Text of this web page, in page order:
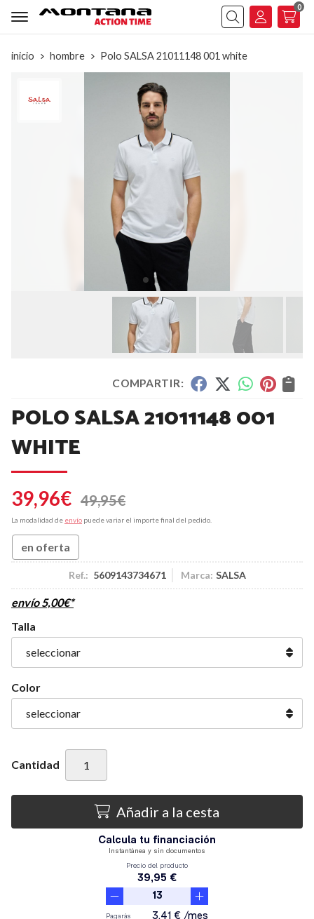
Buscar
0
inicio hombre Polo SALSA 21011148 001 white
COMPARTIR:
POLO SALSA 21011148 001
WHITE
39,96€ 49,95€
La modalidad de envío puede variar el importe final del pedido.
en oferta
Ref.: 5609143734671 Marca: SALSA
envío 5,00€*
Talla
Color
Cantidad
Añadir a la cesta